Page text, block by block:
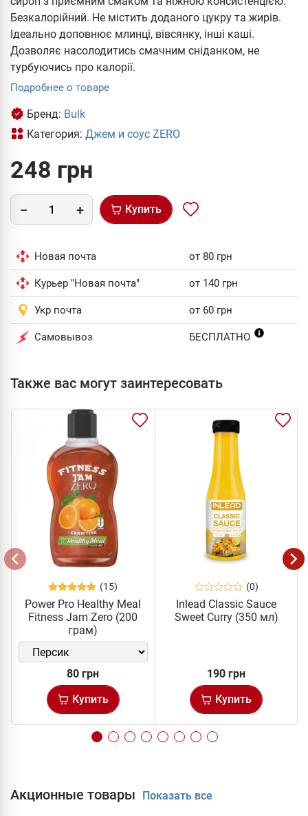
Безкалорійний. Не містить доданого цукру та жирів.
Ідеально доповнює млинці, вівсянку, інші каші.
Дозволяє насолодитись смачним сніданком, не
турбуючись про калорії.
Подробнее о товаре
Бренд: Bulk
Категория: Джем и соус ZERO
248 грн
Купить
Новая почта от 80 грн
Курьер "Новая почта" от 140 грн
Укр почта от 60 грн
Самовывоз БЕСПЛАТНО
Также вас могут заинтересовать
(15)
Power Pro Healthy Meal
Fitness Jam Zero (200
грам)
80 грн
Купить
(0)
Inlead Classic Sauce
Sweet Curry (350 мл)
190 грн
Купить
Акционные товары Показать все